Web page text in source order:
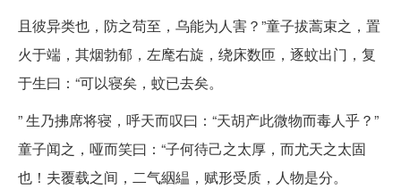
且彼异类也，防之苟至，乌能为人害？”童子拔蒿束之，置
火于端，其烟勃郁，左麾右旋，绕床数匝，逐蚊出门，复
于生曰：“可以寝矣，蚊已去矣。
” 生乃拂席将寝，呼天而叹曰：“天胡产此微物而毒人乎？”
童子闻之，哑而笑曰：“子何待己之太厚，而尤天之太固
也！夫覆载之间，二气絪緼，赋形受质，人物是分。